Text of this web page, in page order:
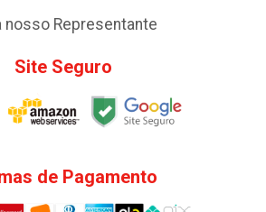
nosso Representante
Site Seguro
de Pagamento